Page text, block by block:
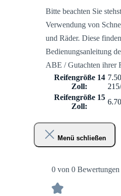
Bitte beachten Sie
Verwendung von
und Räder. Diese
Bedienungsanleitung
ABE / Gutachten ihrer
Reifengröße 14
Zoll:
Reifengröße 15
Zoll:
Menü schließen
0 von 0 Bewertungen